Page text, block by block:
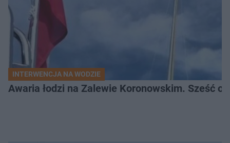
INTERWENCJA NA WODZIE
Awaria łodzi na Zalewie Koronowskim. Sześć